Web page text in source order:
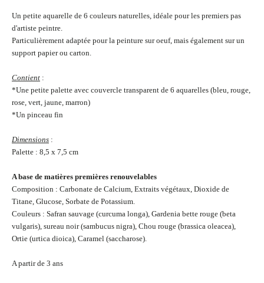
Un petite aquarelle de 6 couleurs naturelles, idéale pour les premiers pas
d'artiste peintre.
Particulièrement adaptée pour la peinture sur oeuf, mais également sur un
support papier ou carton.
Contient :
*Une petite palette avec couvercle transparent de 6 aquarelles (bleu, rouge,
rose, vert, jaune, marron)
*Un pinceau fin
Dimensions :
Palette : 8,5 x 7,5 cm
A base de matières premières renouvelables
Composition : Carbonate de Calcium, Extraits végétaux, Dioxide de
Titane, Glucose, Sorbate de Potassium.
Couleurs : Safran sauvage (curcuma longa), Gardenia bette rouge (beta
vulgaris), sureau noir (sambucus nigra), Chou rouge (brassica oleacea),
Ortie (urtica dioica), Caramel (saccharose).
A partir de 3 ans